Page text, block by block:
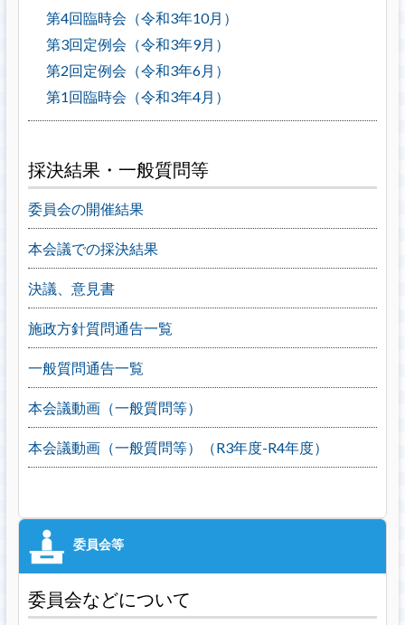
第4回臨時会（令和3年10月）
第3回定例会（令和3年9月）
第2回定例会（令和3年6月）
第1回臨時会（令和3年4月）
採決結果・一般質問等
委員会の開催結果
本会議での採決結果
決議、意見書
施政方針質問通告一覧
一般質問通告一覧
本会議動画（一般質問等）
本会議動画（一般質問等）（R3年度-R4年度）
委員会などについて